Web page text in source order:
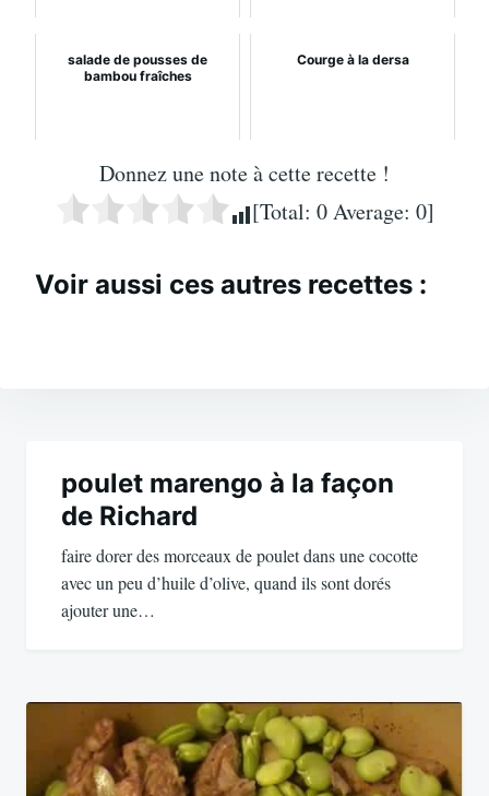
salade de pousses de
bambou fraîches
Courge à la dersa
Donnez une note à cette recette !
[Total: 0Average: 0]
Voir aussi ces autres recettes :
l’article
poulet marengo à la façon
de Richard
faire dorer des morceaux de poulet dans une cocotte
avec un peu d’huile d’olive, quand ils sont dorés
ajouter une…